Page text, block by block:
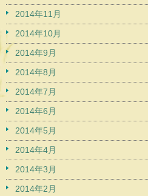
2014年11月
2014年10月
2014年9月
2014年8月
2014年7月
2014年6月
2014年5月
2014年4月
2014年3月
2014年2月